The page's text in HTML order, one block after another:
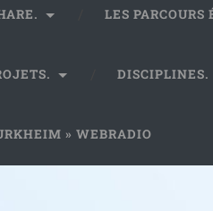
LES PARCOURS
DISCIPLINES.
» WEBRADIO